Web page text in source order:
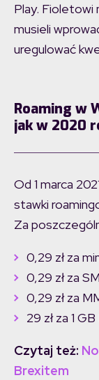
Play. Fioletowi
musieli
uregulować
Roaming w
jak w 2020
Od 1 marca
stawki
Za
0,29 zł za
0,29 zł za
0,29 zł za
29 zł za 1
Czytaj też:
Brexitem